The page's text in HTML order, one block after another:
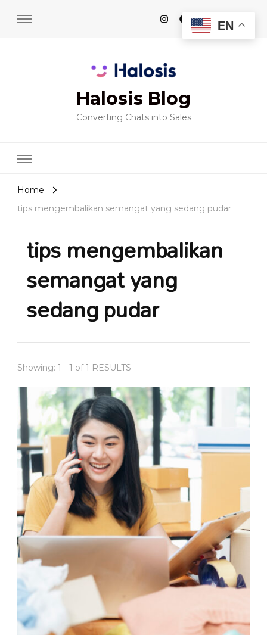
Halosis Blog
Converting Chats into Sales
Home
tips mengembalikan semangat yang sedang pudar
tips mengembalikan
semangat yang
sedang pudar
Showing: 1 - 1 of 1 RESULTS
EN